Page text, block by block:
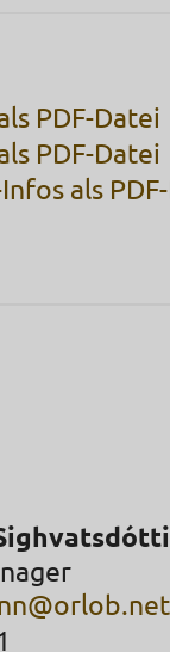
PDF-Datei
PDF-Datei
als